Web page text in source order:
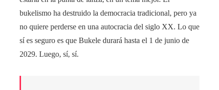
bukelismo ha destruido la democracia tradicional, pero ya
no quiere perderse en una autocracia del siglo XX. Lo que
sí es seguro es que Bukele durará hasta el 1 de junio de
2029. Luego, sí, sí.